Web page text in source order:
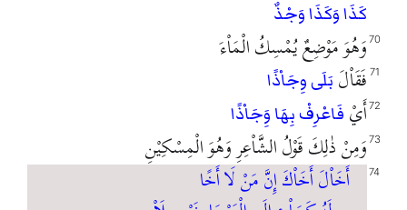
كَذَا وَكَذَا وَجْذٌ
وَهُوَ مَوْضِعٌ يُمْسِكُ الْمَاْءَ 70
فَقَاْلَ بَلَى وِجَاْذًا 71
أَيْ فَاعْرِفْ بِهَا وَِجَاْذًا 72
وَمِنْ ذٰلِكَ قَوْلُ الشَّاْعِرِ وَهُوَ الْمِسْكِيْنِ 73
أَخَاْلَ أَخَاْكَ إِنَّ مَنْ لَا أَخًا
74